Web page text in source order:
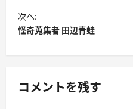
ナ
ビ
シ
次へ:
怪奇蒐集者 田辺青蛙
コメントを残す